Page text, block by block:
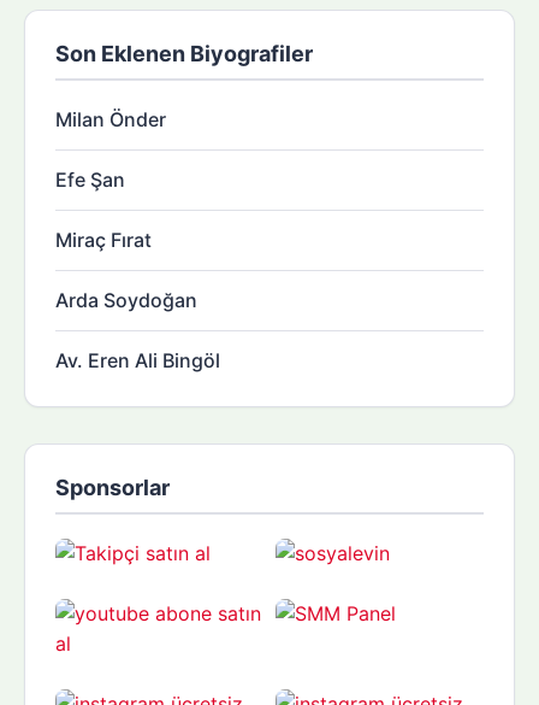
Son Eklenen Biyografiler
Milan Önder
Efe Şan
Miraç Fırat
Arda Soydoğan
Av. Eren Ali Bingöl
Sponsorlar